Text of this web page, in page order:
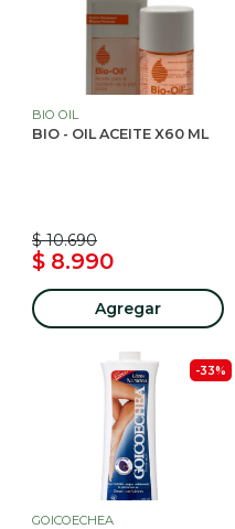
BIO OIL
BIO - OIL ACEITE X60 ML
$ 10.690
$ 8.990
Agregar
-33%
GOICOECHEA